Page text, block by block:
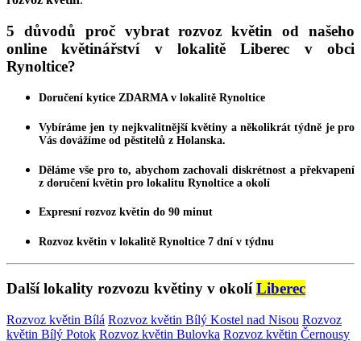
5 důvodů proč vybrat rozvoz květin od našeho
online květinářství v lokalitě Liberec v obci
Rynoltice?
Doručení kytice ZDARMAv lokalitě Rynoltice
Vybíráme jen ty nejkvalitnějšíkvětiny a několikrát týdně je pro
Vás dovážíme od pěstitelů z Holanska.
Děláme vše pro to, abychom zachovali diskrétnost a překvapení
z doručení květin pro lokalitu Rynoltice a okolí
Expresní rozvoz květin do 90 minut
Rozvoz květin v lokalitě Rynoltice 7 dní v týdnu
Další lokality rozvozu květiny v okolíLiberec
Rozvoz květin Bílá Rozvoz květin Bílý Kostel nad Nisou Rozvoz
květin Bílý Potok Rozvoz květin Bulovka Rozvoz květin Černousy